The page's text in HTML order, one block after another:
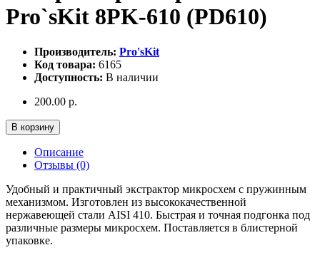
Pro`sKit 8PK-610 (PD610)
Производитель: Pro'sKit
Код товара: 6165
Доступность: В наличии
200.00 р.
В корзину
Описание
Отзывы (0)
Удобный и практичный экстрактор микросхем с пружинным
механизмом. Изготовлен из высококачественной
нержавеющей стали AISI 410. Быстрая и точная подгонка под
различные размеры микросхем. Поставляется в блистерной
упаковке.